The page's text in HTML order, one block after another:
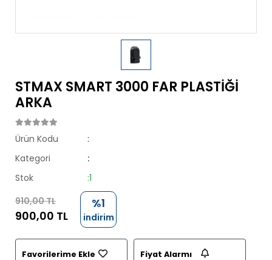
STMAX SMART 3000 FAR PLASTİĞİ
ARKA
Ürün Kodu
:
Kategori
:
Stok
:1
910,00 TL
900,00 TL
%1
indirim
Favorilerime Ekle Fiyat Alarmı